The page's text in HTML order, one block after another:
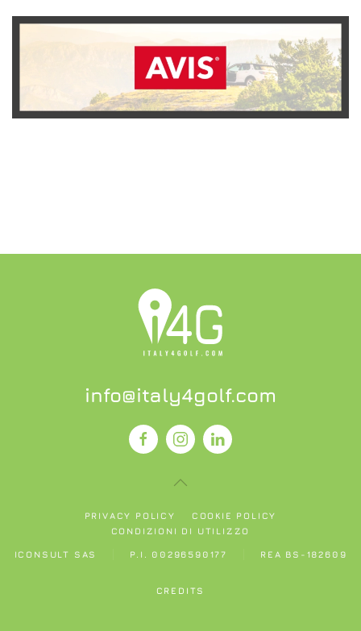
SCOPRI L'OFFERTA
info@italy4golf.com
PRIVACY POLICY
COOKIE POLICY
CONDIZIONI DI UTILIZZO
ICONSULT SAS P.I. 00296590177 REA BS-182609
CREDITS